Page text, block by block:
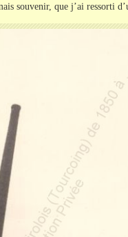
souvenir, que j’ai ressorti